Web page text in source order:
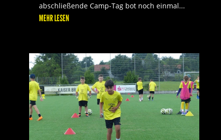
abschließende Camp-Tag bot noch einmal...
MEHR LESEN